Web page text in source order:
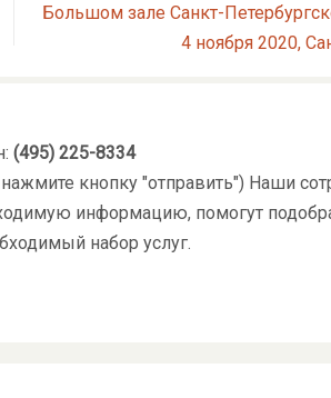
Большом зале Санкт-
4 ноября 2020,
(495) 225-8334
кнопку "отправить") Наши
информацию, помогут
набор услуг.